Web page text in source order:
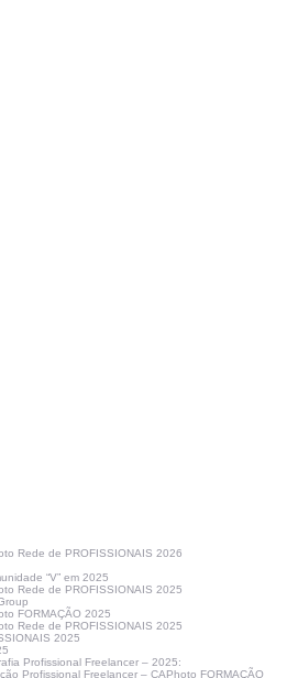
Rede de PROFISSIONAIS 2026
“V” em 2025
Rede de PROFISSIONAIS 2025
FORMAÇÃO 2025
Rede de PROFISSIONAIS 2025
2025
Profissional Freelancer – 2025:
Profissional Freelancer – CAPhoto FORMAÇÃO